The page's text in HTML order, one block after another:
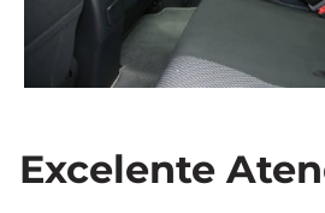
Excelente